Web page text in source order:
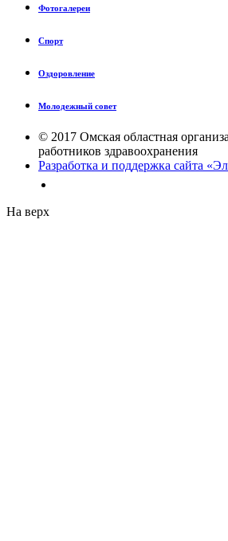
Фотогалереи
Спорт
Оздоровление
Молодежный совет
© 2017 Омская областная
работников здравоохранения
Разработка и поддержка сайта
На верх